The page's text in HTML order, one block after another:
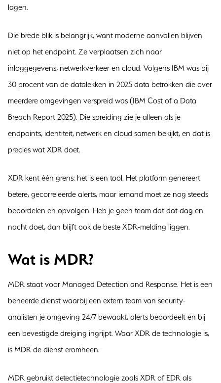
lagen.
Die brede blik is belangrijk, want moderne aanvallen blijven
niet op het endpoint. Ze verplaatsen zich naar
inloggegevens, netwerkverkeer en cloud. Volgens IBM was bij
30 procent van de datalekken in 2025 data betrokken die over
meerdere omgevingen verspreid was (IBM Cost of a Data
Breach Report 2025). Die spreiding zie je alleen als je
endpoints, identiteit, netwerk en cloud samen bekijkt, en dat is
precies wat XDR doet.
XDR kent één grens: het is een tool. Het platform genereert
betere, gecorreleerde alerts, maar iemand moet ze nog steeds
beoordelen en opvolgen. Heb je geen team dat dat dag en
nacht doet, dan blijft ook de beste XDR-melding liggen.
Wat is MDR?
MDR staat voor Managed Detection and Response. Het is een
beheerde dienst waarbij een extern team van security-
analisten je omgeving 24/7 bewaakt, alerts beoordeelt en bij
een bevestigde dreiging ingrijpt. Waar XDR de technologie is,
is MDR de dienst eromheen.
MDR gebruikt detectietechnologie zoals XDR of EDR als